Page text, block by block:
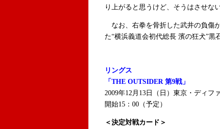
り上がると思うけど、そうはさせな
なお、右拳を骨折した武井の負傷
た“横浜義道会初代総長 濱の狂犬”黒
リングス
「THE OUTSIDER 第9戦」
2009年12月13日（日）東京・ディフ
開始15：00（予定）
＜決定対戦カード＞